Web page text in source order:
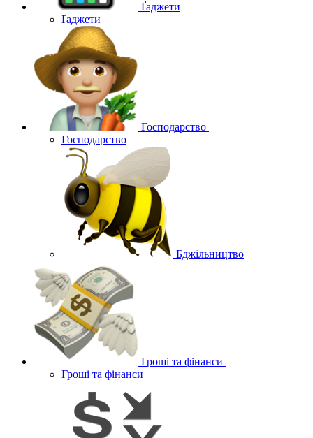
Ґаджети
Ґаджети
Господарство
Господарство
Бджільництво
Гроші та фінанси
Гроші та фінанси